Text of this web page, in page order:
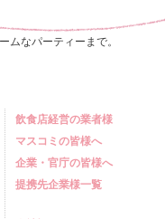
ムなパーティーまで。
飲食店経営の業者様
マスコミの皆様へ
企業・官庁の皆様へ
提携先企業様一覧